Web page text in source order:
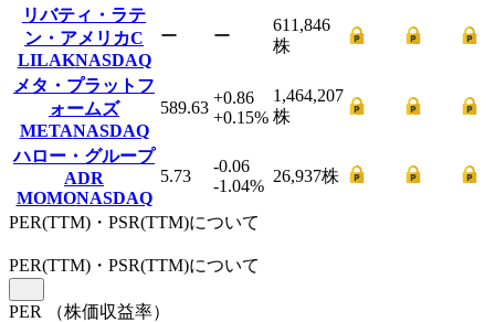
リバティ・ラテ
ン・アメリカC
LILAKNASDAQ
ー ー
611,846
株
メタ・プラットフ
ォームズ
METANASDAQ
589.63
+0.86
+0.15%
1,464,207
株
ハロー・グループ
ADR
MOMONASDAQ
5.73
-0.06
-1.04%
26,937株
PER(TTM)・PSR(TTM)について
PER(TTM) ・PSR(TTM)について
PER （株価収益率）